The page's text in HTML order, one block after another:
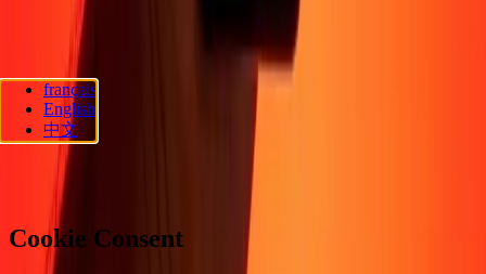
Suivez-nous
Ria Lithuania UAB. © 2026 Dandelion Payments, Inc. Tous droits
réservés.
Préférences en matière de cookies
français
English
中文
Cookie Consent